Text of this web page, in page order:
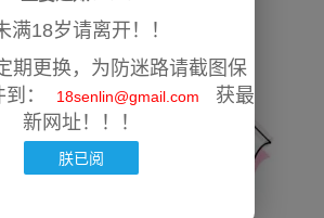
满18岁请离开！！
期更换，为防迷路请截图保
：
18senlin@gmail.com
获最
新网址！！！
朕已阅